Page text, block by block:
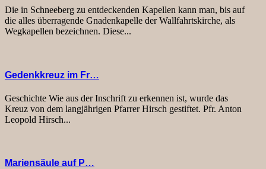
Die in Schneeberg zu entdeckenden Kapellen kann man, bis auf
die alles überragende Gnadenkapelle der Wallfahrtskirche, als
Wegkapellen bezeichnen. Diese...
Gedenkkreuz im Fr…
Geschichte Wie aus der Inschrift zu erkennen ist, wurde das
Kreuz von dem langjährigen Pfarrer Hirsch gestiftet. Pfr. Anton
Leopold Hirsch...
Mariensäule auf P…